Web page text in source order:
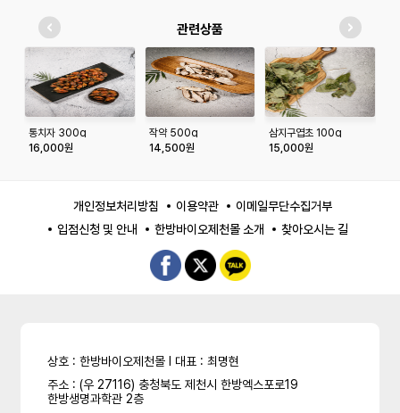
관련상품
통치자 300g
16,000원
작약 500g
14,500원
삼지구엽초 100g
15,000원
개인정보처리방침 이용약관
이메일무단수집거부
입점신청 및 안내
한방바이오제천몰 소개 찾아오시는 길
상호 : 한방바이오제천몰 l 대표 : 최명현
주소 : (우 27116) 충청북도 제천시 한방엑스포로19
한방생명과학관 2층